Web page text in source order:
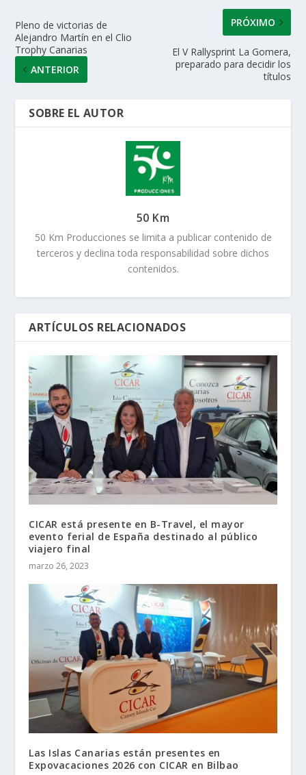
Pleno de victorias de
Alejandro Martín en el Clio
Trophy Canarias
ANTERIOR
PRÓXIMO
El V Rallysprint La Gomera,
preparado para decidir los
títulos
SOBRE EL AUTOR
50 Km
50 Km Producciones se limita a publicar contenido de
terceros y declina toda responsabilidad sobre dichos
contenidos.
ARTÍCULOS RELACIONADOS
CICAR está presente en B-Travel, el mayor
evento ferial de España destinado al público
viajero final
marzo 26, 2023
Las Islas Canarias están presentes en
Expovacaciones 2026 con CICAR en Bilbao